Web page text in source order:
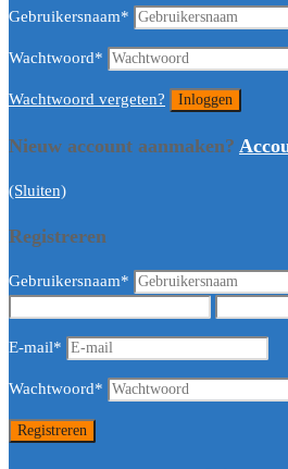
Gebruikersnaam*
Wachtwoord*
Wachtwoord vergeten?
Nieuw account aanmaken?
(Sluiten)
Registreren
Gebruikersnaam*
E-mail*
Wachtwoord*